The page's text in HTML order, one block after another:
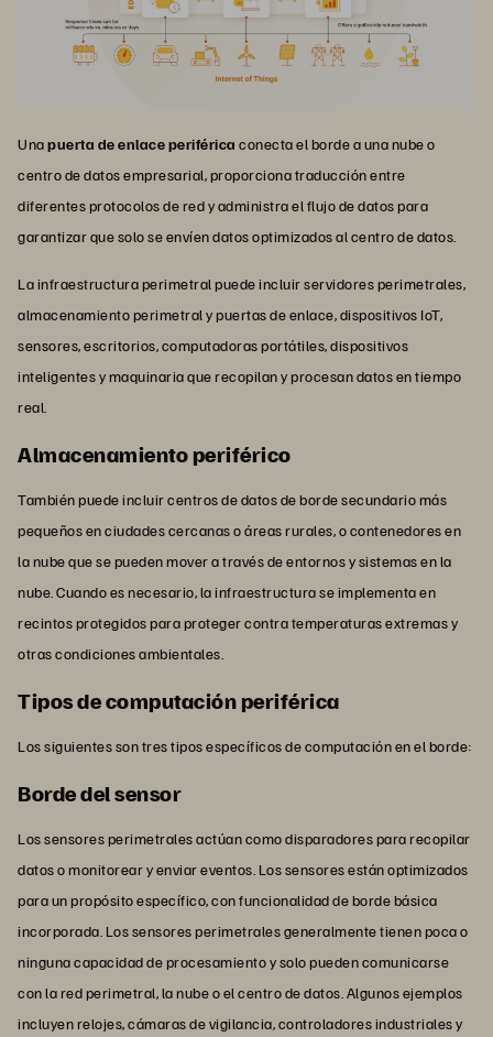
Unapuerta de enlace periférica conecta el borde a una nube o
centro de datos empresarial, proporciona traducción entre
diferentes protocolos de red y administra el flujo de datos para
garantizar que solo se envíen datos optimizados al centro de datos.
La infraestructura perimetral puede incluir servidores perimetrales,
almacenamiento perimetral y puertas de enlace, dispositivos IoT,
sensores, escritorios, computadoras portátiles, dispositivos
inteligentes y maquinaria que recopilan y procesan datos en tiempo
real.
Almacenamiento periférico
También puede incluir centros de datos de borde secundario más
pequeños en ciudades cercanas o áreas rurales, o contenedores en
la nube que se pueden mover a través de entornos y sistemas en la
nube. Cuando es necesario, la infraestructura se implementa en
recintos protegidos para proteger contra temperaturas extremas y
otras condiciones ambientales.
Tipos de computación periférica
Los siguientes son tres tipos específicos de computación en el borde:
Borde del sensor
Los sensores perimetrales actúan como disparadores para recopilar
datos o monitorear y enviar eventos. Los sensores están optimizados
para un propósito específico, con funcionalidad de borde básica
incorporada. Los sensores perimetrales generalmente tienen poca o
ninguna capacidad de procesamiento y solo pueden comunicarse
con la red perimetral, la nube o el centro de datos. Algunos ejemplos
incluyen relojes, cámaras de vigilancia, controladores industriales y